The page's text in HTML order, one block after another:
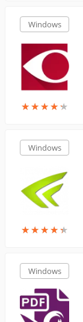
Windows
★★★★★
★★★★★
Windows
★★★★★
★★★★★
Windows